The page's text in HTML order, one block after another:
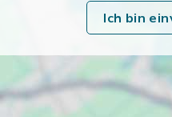
Ich bin